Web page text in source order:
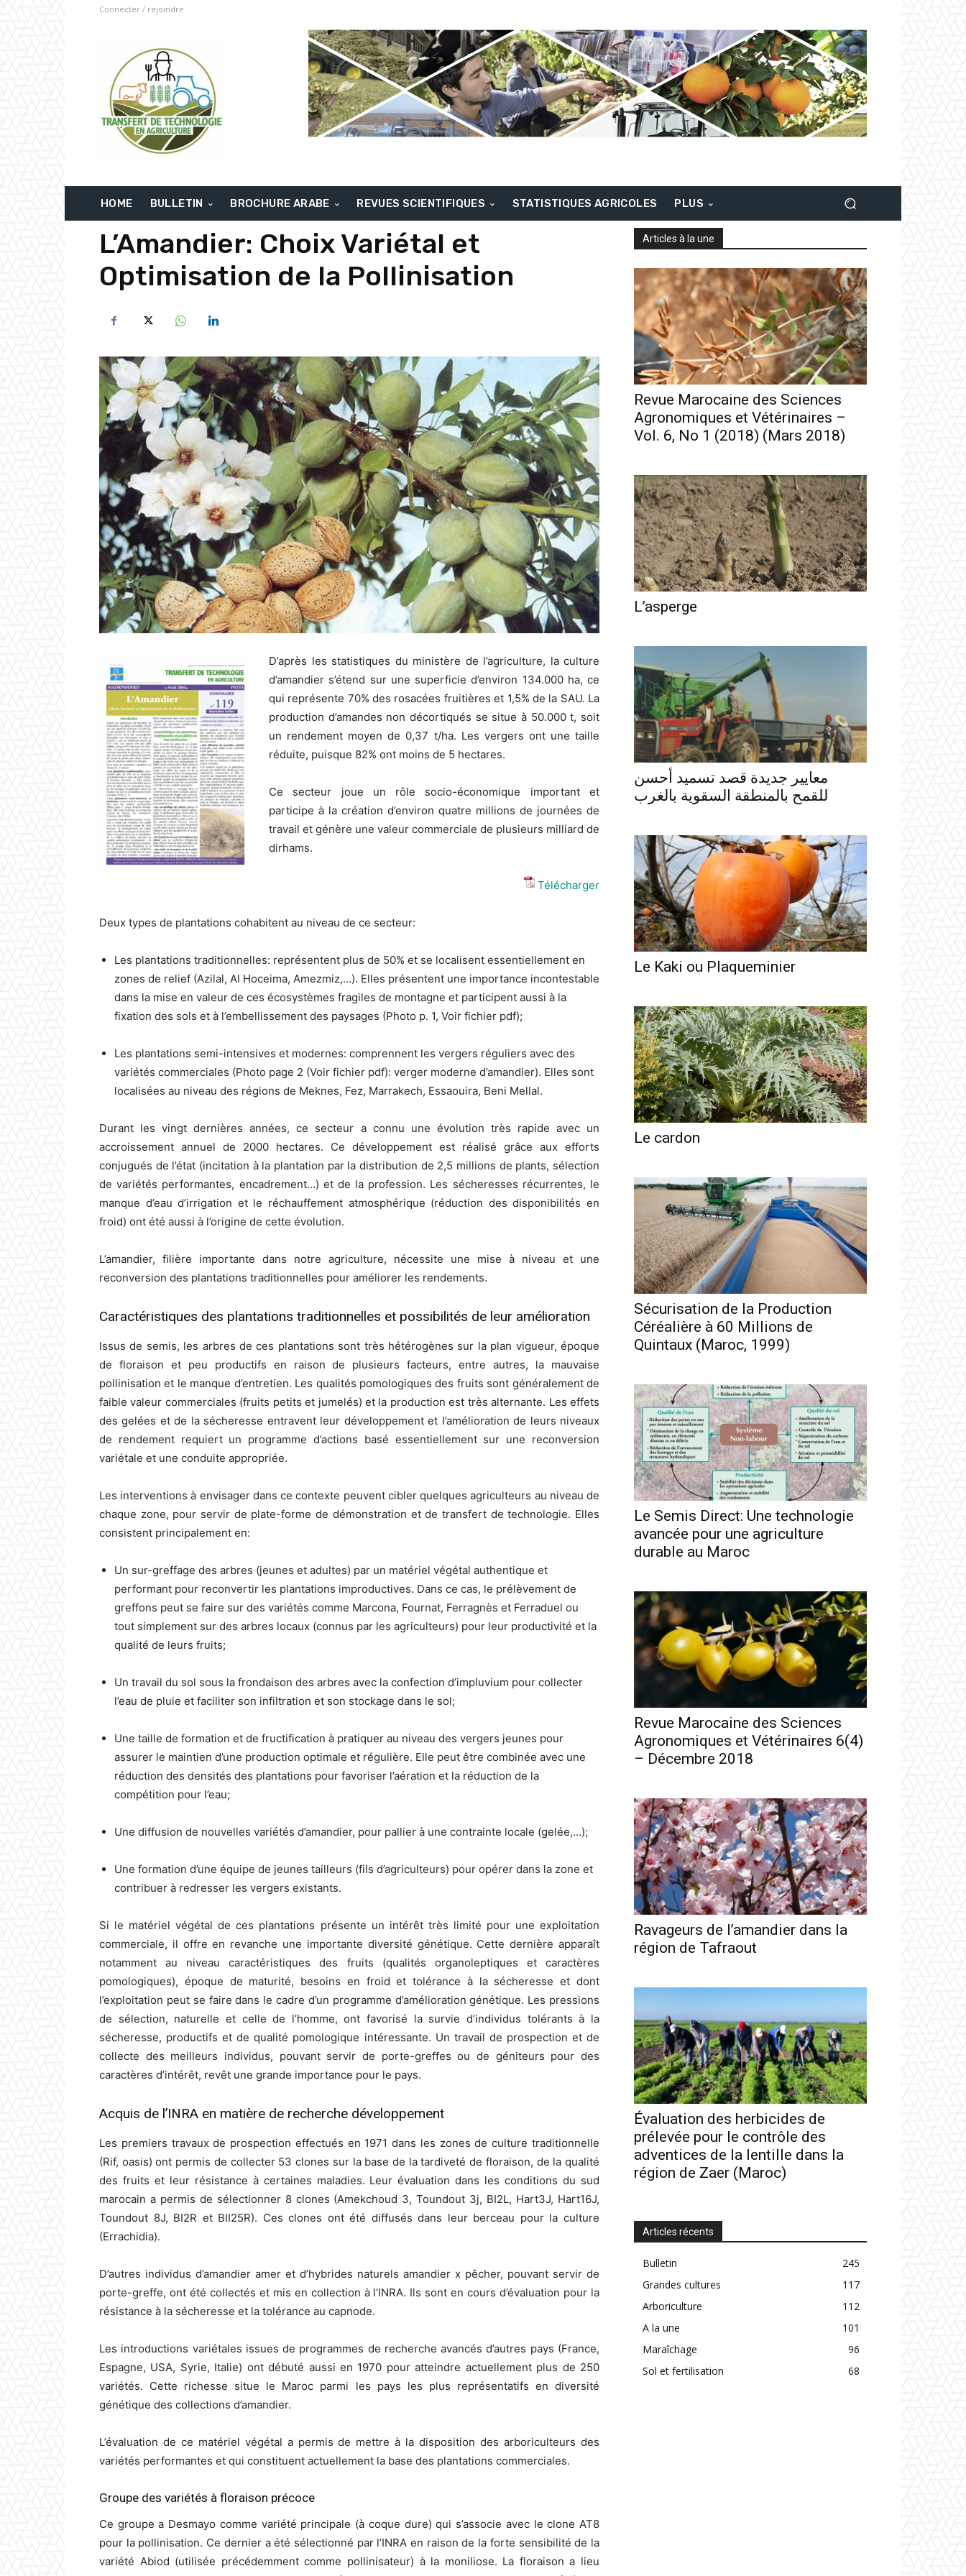
Connecter / rejoindre
HOME BULLETIN BROCHURE ARABE REVUES SCIENTIFIQUES STATISTIQUES AGRICOLES PLUS
L’Amandier: Choix Variétal et
Optimisation de la Pollinisation
D’après les statistiques du ministère de l’agriculture, la culture
d’amandier s’étend sur une superficie d’environ 134.000 ha, ce
qui représente 70% des rosacées fruitières et 1,5% de la SAU. La
production d’amandes non décortiqués se situe à 50.000 t, soit
un rendement moyen de 0,37 t/ha. Les vergers ont une taille
réduite, puisque 82% ont moins de 5 hectares.
Ce secteur joue un rôle socio-économique important et
participe à la création d’environ quatre millions de journées de
travail et génère une valeur commerciale de plusieurs milliard de
dirhams.
Télécharger
Deux types de plantations cohabitent au niveau de ce secteur:
Les plantations traditionnelles: représentent plus de 50% et se localisent essentiellement en
zones de relief (Azilal, Al Hoceima, Amezmiz,…). Elles présentent une importance incontestable
dans la mise en valeur de ces écosystèmes fragiles de montagne et participent aussi à la
fixation des sols et à l’embellissement des paysages (Photo p. 1, Voir fichier pdf);
Les plantations semi-intensives et modernes: comprennent les vergers réguliers avec des
variétés commerciales (Photo page 2 (Voir fichier pdf): verger moderne d’amandier). Elles sont
localisées au niveau des régions de Meknes, Fez, Marrakech, Essaouira, Beni Mellal.
Durant les vingt dernières années, ce secteur a connu une évolution très rapide avec un
accroissement annuel de 2000 hectares. Ce développement est réalisé grâce aux efforts
conjugués de l’état (incitation à la plantation par la distribution de 2,5 millions de plants, sélection
de variétés performantes, encadrement…) et de la profession. Les sécheresses récurrentes, le
manque d’eau d’irrigation et le réchauffement atmosphérique (réduction des disponibilités en
froid) ont été aussi à l’origine de cette évolution.
L’amandier, filière importante dans notre agriculture, nécessite une mise à niveau et une
reconversion des plantations traditionnelles pour améliorer les rendements.
Caractéristiques des plantations traditionnelles et possibilités de leur amélioration
Issus de semis, les arbres de ces plantations sont très hétérogènes sur la plan vigueur, époque
de floraison et peu productifs en raison de plusieurs facteurs, entre autres, la mauvaise
pollinisation et le manque d’entretien. Les qualités pomologiques des fruits sont généralement de
faible valeur commerciales (fruits petits et jumelés) et la production est très alternante. Les effets
des gelées et de la sécheresse entravent leur développement et l’amélioration de leurs niveaux
de rendement requiert un programme d’actions basé essentiellement sur une reconversion
variétale et une conduite appropriée.
Les interventions à envisager dans ce contexte peuvent cibler quelques agriculteurs au niveau de
chaque zone, pour servir de plate-forme de démonstration et de transfert de technologie. Elles
consistent principalement en:
Un sur-greffage des arbres (jeunes et adultes) par un matériel végétal authentique et
performant pour reconvertir les plantations improductives. Dans ce cas, le prélèvement de
greffons peut se faire sur des variétés comme Marcona, Fournat, Ferragnès et Ferraduel ou
tout simplement sur des arbres locaux (connus par les agriculteurs) pour leur productivité et la
qualité de leurs fruits;
Un travail du sol sous la frondaison des arbres avec la confection d’impluvium pour collecter
l’eau de pluie et faciliter son infiltration et son stockage dans le sol;
Une taille de formation et de fructification à pratiquer au niveau des vergers jeunes pour
assurer le maintien d’une production optimale et régulière. Elle peut être combinée avec une
réduction des densités des plantations pour favoriser l’aération et la réduction de la
compétition pour l’eau;
Une diffusion de nouvelles variétés d’amandier, pour pallier à une contrainte locale (gelée,…);
Une formation d’une équipe de jeunes tailleurs (fils d’agriculteurs) pour opérer dans la zone et
contribuer à redresser les vergers existants.
Si le matériel végétal de ces plantations présente un intérêt très limité pour une exploitation
commerciale, il offre en revanche une importante diversité génétique. Cette dernière apparaît
notamment au niveau caractéristiques des fruits (qualités organoleptiques et caractères
pomologiques), époque de maturité, besoins en froid et tolérance à la sécheresse et dont
l’exploitation peut se faire dans le cadre d’un programme d’amélioration génétique. Les pressions
de sélection, naturelle et celle de l’homme, ont favorisé la survie d’individus tolérants à la
sécheresse, productifs et de qualité pomologique intéressante. Un travail de prospection et de
collecte des meilleurs individus, pouvant servir de porte-greffes ou de géniteurs pour des
caractères d’intérêt, revêt une grande importance pour le pays.
Acquis de l’INRA en matière de recherche développement
Les premiers travaux de prospection effectués en 1971 dans les zones de culture traditionnelle
(Rif, oasis) ont permis de collecter 53 clones sur la base de la tardiveté de floraison, de la qualité
des fruits et leur résistance à certaines maladies. Leur évaluation dans les conditions du sud
marocain a permis de sélectionner 8 clones (Amekchoud 3, Toundout 3j, BI2L, Hart3J, Hart16J,
Toundout 8J, BI2R et BII25R). Ces clones ont été diffusés dans leur berceau pour la culture
(Errachidia).
D’autres individus d’amandier amer et d’hybrides naturels amandier x pêcher, pouvant servir de
porte-greffe, ont été collectés et mis en collection à l’INRA. Ils sont en cours d’évaluation pour la
résistance à la sécheresse et la tolérance au capnode.
Les introductions variétales issues de programmes de recherche avancés d’autres pays (France,
Espagne, USA, Syrie, Italie) ont débuté aussi en 1970 pour atteindre actuellement plus de 250
variétés. Cette richesse situe le Maroc parmi les pays les plus représentatifs en diversité
génétique des collections d’amandier.
L’évaluation de ce matériel végétal a permis de mettre à la disposition des arboriculteurs des
variétés performantes et qui constituent actuellement la base des plantations commerciales.
Groupe des variétés à floraison précoce
Ce groupe a Desmayo comme variété principale (à coque dure) qui s’associe avec le clone AT8
pour la pollinisation. Ce dernier a été sélectionné par l’INRA en raison de la forte sensibilité de la
variété Abiod (utilisée précédemment comme pollinisateur) à la moniliose. La floraison a lieu
Articles à la une
Revue Marocaine des Sciences
Agronomiques et Vétérinaires –
Vol. 6, No 1 (2018) (Mars 2018)
L’asperge
معايير جديدة قصد تسميد أحسن
للقمح بالمنطقة السقوية بالغرب
Le Kaki ou Plaqueminier
Le cardon
Sécurisation de la Production
Céréalière à 60 Millions de
Quintaux (Maroc, 1999)
Le Semis Direct: Une technologie
avancée pour une agriculture
durable au Maroc
Revue Marocaine des Sciences
Agronomiques et Vétérinaires 6(4)
– Décembre 2018
Ravageurs de l’amandier dans la
région de Tafraout
Évaluation des herbicides de
prélevée pour le contrôle des
adventices de la lentille dans la
région de Zaer (Maroc)
Articles récents
Bulletin
245
Grandes cultures
117
Arboriculture
112
A la une
101
Maraîchage
96
Sol et fertilisation
68